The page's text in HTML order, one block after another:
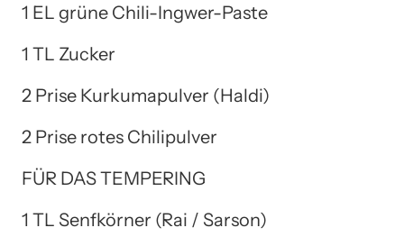
1 EL grüne Chili-Ingwer-Paste
1 TL Zucker
2 Prise Kurkumapulver (Haldi)
2 Prise rotes Chilipulver
FÜR DAS TEMPERING
1 TL Senfkörner (Rai / Sarson)